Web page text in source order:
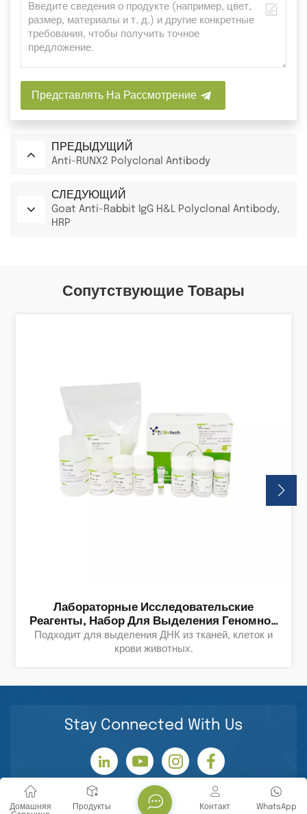
Представлять На Рассмотрение
ПРЕДЫДУЩИЙ
Anti-RUNX2 Polyclonal Antibody
СЛЕДУЮЩИЙ
Goat Anti-Rabbit IgG H&L Polyclonal Antibody,
HRP
Сопутствующие Товары
Лабораторные Исследовательские
Реагенты, Набор Для Выделения Геномной
ДНК Из Тканей/клеток/крови, Биологические
И Химические Продукты.
Подходит для выделения ДНК из тканей, клеток и
крови животных.
Stay Connected With Us
Домашняя
Продукты WhatsApp
Контакт